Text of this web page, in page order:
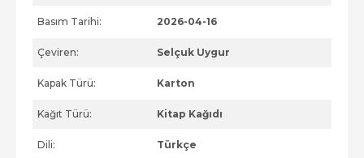
Basım Tarihi: 2026-04-16
Çeviren: Selçuk Uygur
Kapak Türü: Karton
Kağıt Türü: Kitap Kağıdı
Dili: Türkçe